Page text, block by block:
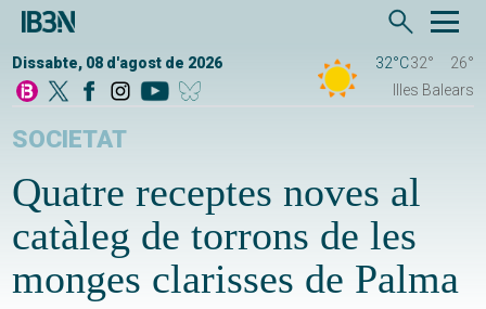
Dissabte, 08 d'agost de 2026 32°C32°
26°
Illes Balears
SOCIETAT
Quatre receptes noves al
catàleg de torrons de les
monges clarisses de Palma